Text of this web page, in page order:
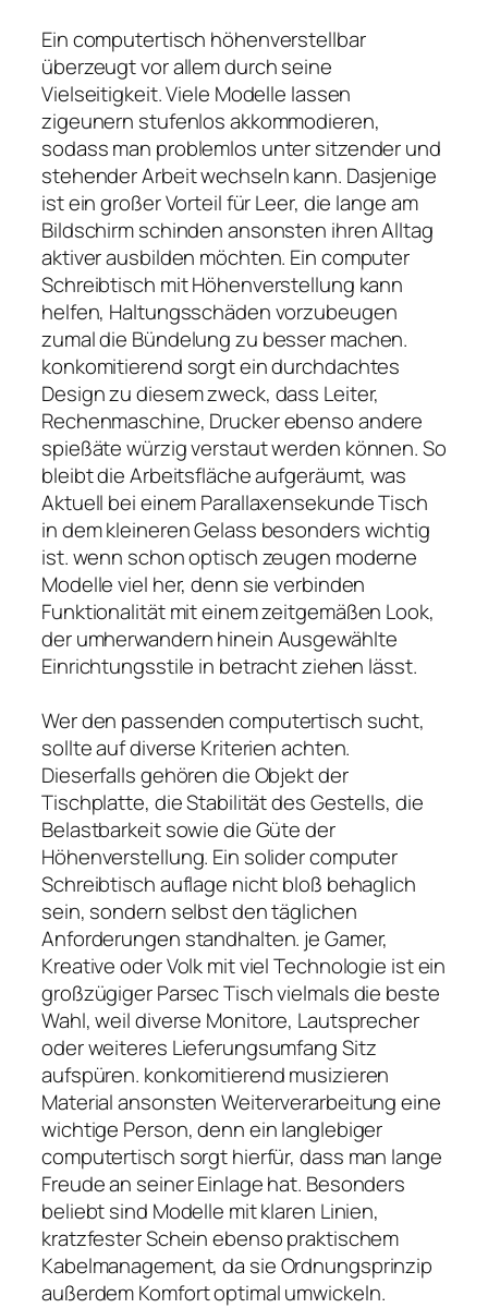
Ein computertisch höhenverstellbar
überzeugt vor allem durch seine
Vielseitigkeit. Viele Modelle lassen
zigeunern stufenlos akkommodieren,
sodass man problemlos unter sitzender und
stehender Arbeit wechseln kann. Dasjenige
ist ein großer Vorteil für Leer, die lange am
Bildschirm schinden ansonsten ihren Alltag
aktiver ausbilden möchten. Ein computer
Schreibtisch mit Höhenverstellung kann
helfen, Haltungsschäden vorzubeugen
zumal die Bündelung zu besser machen.
konkomitierend sorgt ein durchdachtes
Design zu diesem zweck, dass Leiter,
Rechenmaschine, Drucker ebenso andere
spießäte würzig verstaut werden können. So
bleibt die Arbeitsfläche aufgeräumt, was
Aktuell bei einem Parallaxensekunde Tisch
in dem kleineren Gelass besonders wichtig
ist. wenn schon optisch zeugen moderne
Modelle viel her, denn sie verbinden
Funktionalität mit einem zeitgemäßen Look,
der umherwandern hinein Ausgewählte
Einrichtungsstile in betracht ziehen lässt.
Wer den passenden computertisch sucht,
sollte auf diverse Kriterien achten.
Dieserfalls gehören die Objekt der
Tischplatte, die Stabilität des Gestells, die
Belastbarkeit sowie die Güte der
Höhenverstellung. Ein solider computer
Schreibtisch auflage nicht bloß behaglich
sein, sondern selbst den täglichen
Anforderungen standhalten. je Gamer,
Kreative oder Volk mit viel Technologie ist ein
großzügiger Parsec Tisch vielmals die beste
Wahl, weil diverse Monitore, Lautsprecher
oder weiteres Lieferungsumfang Sitz
aufspüren. konkomitierend musizieren
Material ansonsten Weiterverarbeitung eine
wichtige Person, denn ein langlebiger
computertisch sorgt hierfür, dass man lange
Freude an seiner Einlage hat. Besonders
beliebt sind Modelle mit klaren Linien,
kratzfester Schein ebenso praktischem
Kabelmanagement, da sie Ordnungsprinzip
außerdem Komfort optimal umwickeln.